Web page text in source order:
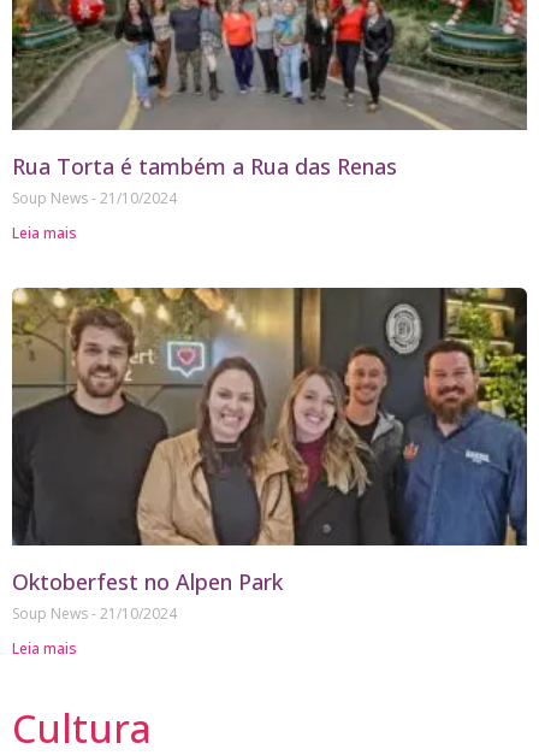
Rua Torta é também a Rua das Renas
Soup News 21/10/2024
Leia mais
Oktoberfest no Alpen Park
Soup News 21/10/2024
Leia mais
Cultura